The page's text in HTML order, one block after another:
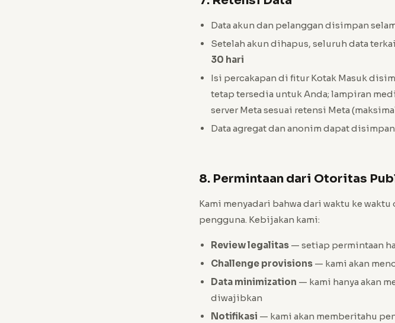
Data akun dan pelanggan disimpan
Setelah akun dihapus, seluruh data
30 hari
Isi percakapan di fitur Kotak Masuk
tetap tersedia untuk Anda; lampiran
server Meta sesuai retensi Meta
Data agregat dan anonim dapat
8. Permintaan dari Otoritas
Kami menyadari bahwa dari waktu ke
pengguna. Kebijakan kami:
Review legalitas — setiap permintaan
Challenge provisions — kami akan
Data minimization — kami hanya akan
diwajibkan
Notifikasi — kami akan memberitahu